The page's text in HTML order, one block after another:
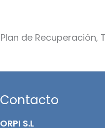
Contacto
ORPI S.L